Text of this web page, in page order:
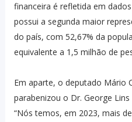
financeira é refletida em
possui a segunda maior
do país, com 52,67% da
equivalente a 1,5 milhão de
Em aparte, o deputado Mário
parabenizou o Dr. George
“Nós temos, em 2023, mais